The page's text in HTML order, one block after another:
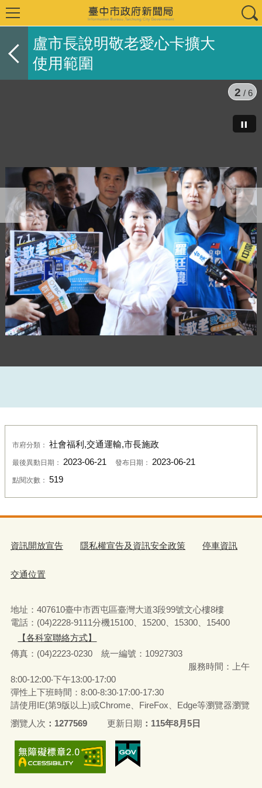
盧市長說明敬老愛心卡擴大
使用範圍
2 / 6
市府分類： 社會福利,交通運輸,市長施政
最後異動日期： 2023-06-21 發布日期： 2023-06-21
點閱次數： 519
資訊開放宣告 隱私權宣告及資訊安全政策 停車資訊
交通位置
地址：407610臺中市西屯區臺灣大道3段99號文心樓8樓
電話：(04)2228-9111分機15100、15200、15300、15400
【各科室聯絡方式】
傳真：(04)2223-0230 統一編號 ： 10927303
服務時間：上午
8:00-12:00‧下午13:00-17:00
彈性上下班時間：8:00-8:30‧17:00-17:30
請使用IE(第9版以上)或Chrome、FireFox、Edge等瀏覽器瀏覽
瀏覽人次
1277569 更新日期 115年8月5日